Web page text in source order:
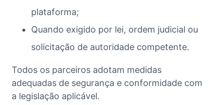
plataforma;
Quando exigido por lei, ordem judicial ou
solicitação de autoridade competente.
Todos os parceiros adotam medidas
adequadas de segurança e conformidade com
a legislação aplicável.